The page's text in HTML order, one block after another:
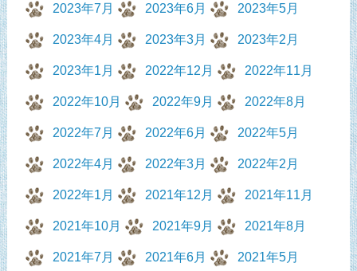
2023年7月 2023年6月 2023年5月
2023年4月 2023年3月 2023年2月
2023年1月 2022年12月 2022年11月
2022年10月 2022年9月 2022年8月
2022年7月 2022年6月 2022年5月
2022年4月 2022年3月 2022年2月
2022年1月 2021年12月 2021年11月
2021年10月 2021年9月 2021年8月
2021年7月 2021年6月 2021年5月